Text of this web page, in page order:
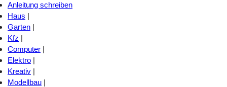
Anleitung schreiben
Haus |
Garten |
Kfz |
Computer |
Elektro |
Kreativ |
Modellbau |